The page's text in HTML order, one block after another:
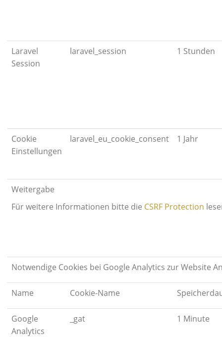
Laravel
Session
laravel_session 1 Stunden
Cookie
Einstellungen
laravel_eu_cookie_consent 1 Jahr
Weitergabe
Für weitere Informationen bitte die CSRF Protection
Notwendige Cookies bei Google Analytics zur Website
Name Cookie-Name
Google
Analytics
_gat 1 Minute